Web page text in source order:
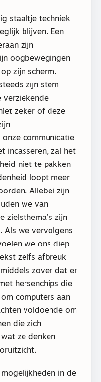
staaltje techniek
blijven. Een
zijn
oogbewegingen
zijn scherm.
zijn stem
verziekende
zeker of deze
onze communicatie
incasseren, zal het
niet te pakken
loopt meer
Allebei zijn
we van
zielsthema’s zijn
Als we vervolgens
we ons diep
zelfs afbreuk
zover dat er
hersenchips die
computers aan
voldoende om
die zich
ze denken
in de